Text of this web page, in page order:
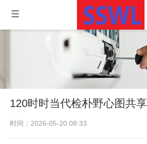
120时时当代检朴野心图共享
时间：2026-05-20 08:33